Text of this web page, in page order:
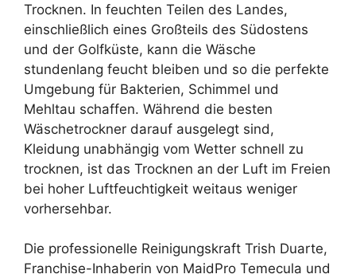
Trocknen. In feuchten Teilen des Landes,
einschließlich eines Großteils des Südostens
und der Golfküste, kann die Wäsche
stundenlang feucht bleiben und so die perfekte
Umgebung für Bakterien, Schimmel und
Mehltau schaffen. Während die besten
Wäschetrockner darauf ausgelegt sind,
Kleidung unabhängig vom Wetter schnell zu
trocknen, ist das Trocknen an der Luft im Freien
bei hoher Luftfeuchtigkeit weitaus weniger
vorhersehbar.
Die professionelle Reinigungskraft Trish Duarte,
Franchise-Inhaberin von MaidPro Temecula und